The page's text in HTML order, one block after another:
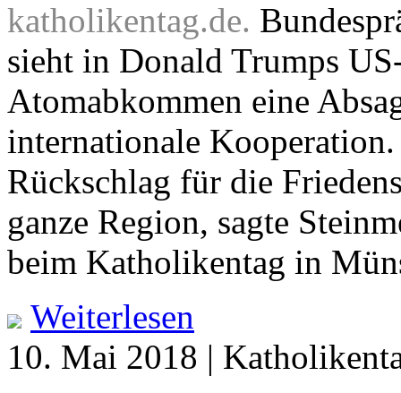
katholikentag.de.
sieht in Donald Trumps
Atomabkommen eine
internationale
Rückschlag für die
ganze Region, sagte
beim Katholikentag in
Weiterlesen
10. Mai 2018 |